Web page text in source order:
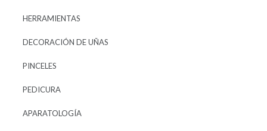
HERRAMIENTAS
DECORACIÓN DE UÑAS
PINCELES
PEDICURA
APARATOLOGÍA